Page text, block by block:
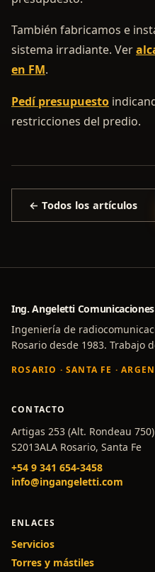
También fabricamos e
sistema irradiante. Ver
en FM.
Pedí presupuesto
restricciones del predio.
← Todos los artículos
Ing. Angeletti Comunicaciones
Ingeniería de
Rosario desde 1983. Trabajo
ROSARIO · SANTA FE ·
CONTACTO
Artigas 253 (Alt. Rondeau 750)
S2013ALA Rosario, Santa Fe
+54 9 341 654-3458
info@ingangeletti.com
ENLACES
Servicios
Torres y mástiles